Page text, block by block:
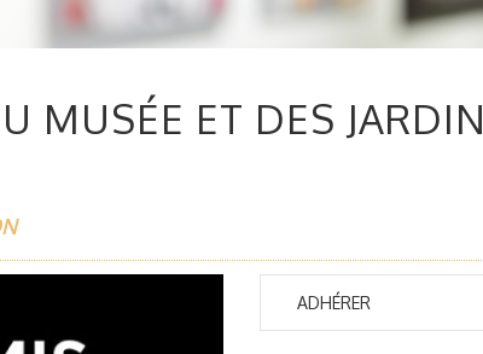
MUSÉE ET DES
ADHÉRER